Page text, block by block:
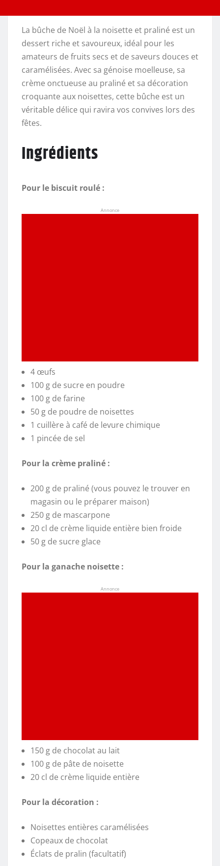
La bûche de Noël à la noisette et praliné est un
dessert riche et savoureux, idéal pour les
amateurs de fruits secs et de saveurs douces et
caramélisées. Avec sa génoise moelleuse, sa
crème onctueuse au praliné et sa décoration
croquante aux noisettes, cette bûche est un
véritable délice qui ravira vos convives lors des
fêtes.
Ingrédients
Pour le biscuit roulé :
Annonce
4 œufs
100 g de sucre en poudre
100 g de farine
50 g de poudre de noisettes
1 cuillère à café de levure chimique
1 pincée de sel
Pour la crème praliné :
200 g de praliné (vous pouvez le trouver en
magasin ou le préparer maison)
250 g de mascarpone
20 cl de crème liquide entière bien froide
50 g de sucre glace
Pour la ganache noisette :
Annonce
150 g de chocolat au lait
100 g de pâte de noisette
20 cl de crème liquide entière
Pour la décoration :
Noisettes entières caramélisées
Copeaux de chocolat
Éclats de pralin (facultatif)